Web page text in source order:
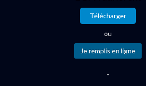
Télécharger
ou
-